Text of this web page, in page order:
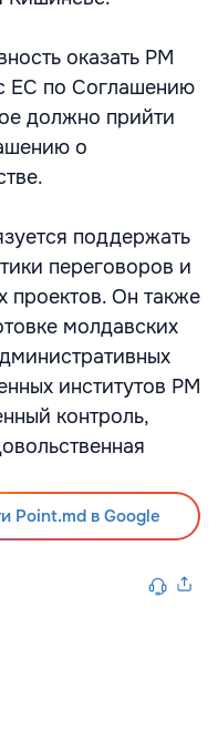
оказать РМ
ЕС по Соглашению
должно прийти
о
поддержать
переговоров и
проектов. Он также
молдавских
институтов РМ
контроль,
Point.md в Google